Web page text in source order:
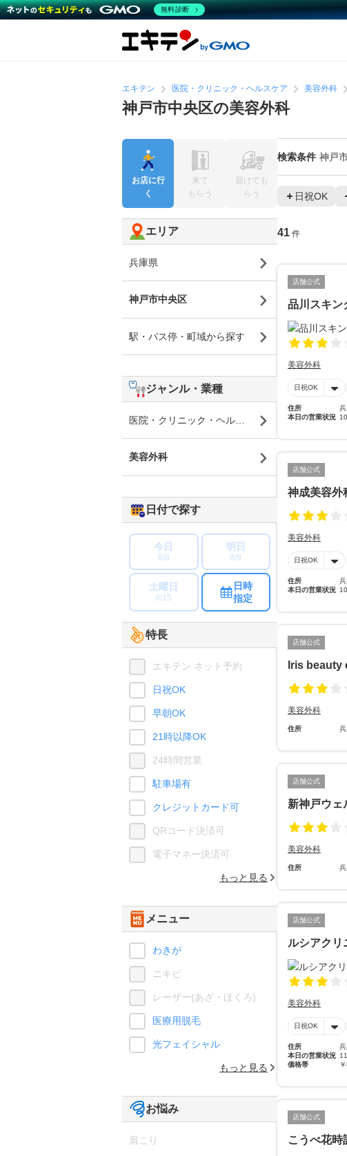
エキテン 医院・クリニック・ヘルスケア 美容外科
神戸市中央区の美容外科
検索条件 神戸
日祝OK
41 件
店舗公式
品川スキ
美容外科
日祝OK
住所
本日の営業状況
店舗公式
神成美容外
美容外科
日祝OK
住所
本日の営業状況
店舗公式
Iris beauty
美容外科
住所
店舗公式
新神戸ウェ
美容外科
住所
店舗公式
ルシアクリ
美容外科
日祝OK
住所
本日の営業状況
価格帯
店舗公式
こうべ花時
お店に行
く
来て
もらう
届けても
らう
エリア
兵庫県
神戸市中央区
駅・バス停・町域から探す
ジャンル・業種
医院・クリニック・ヘルスケア
美容外科
日付で探す
今日
8/8
明日
8/9
土曜日
8/15
日時
指定
特長
エキテン ネット予約
日祝OK
早朝OK
21時以降OK
24時間営業
駐車場有
クレジットカード可
QRコード決済可
電子マネー決済可
もっと見る
メニュー
わきが
ニキビ
レーザー(あざ・ほくろ)
医療用脱毛
光フェイシャル
もっと見る
お悩み
肩こり
無料診断